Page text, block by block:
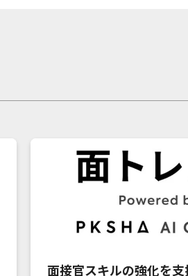
面接官スキルの強化を支